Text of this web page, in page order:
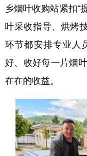
乡烟叶收购站紧扣“
叶采收指导、烘烤
环节都安排专业人
好、收好每一片烟
在在的收益。